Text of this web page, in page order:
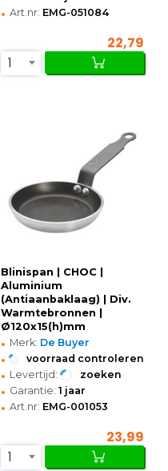
• Art.nr: EMG-051084
22,79
1
Blinispan | CHOC |
Aluminium
(Antiaanbaklaag) | Div.
Warmtebronnen |
Ø120x15(h)mm
• Merk: De Buyer
• voorraad controleren
• Levertijd: zoeken
• Garantie: 1 jaar
• Art.nr: EMG-001053
23,99
1